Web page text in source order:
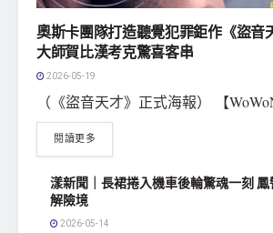
奧斯卡團隊打造聽覺犯罪鉅作《盜音
大師賀比漢考克驚喜客串
2026-05-19
（《盜音天才》正式海報） 【
閱讀更多
漾新聞｜長裙捲入機車後輪驚魂一刻
解險境
2026-05-14